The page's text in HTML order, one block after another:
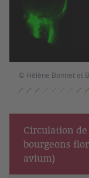
© Hélène Bonnet et
Circulation
bourgeons
avium)